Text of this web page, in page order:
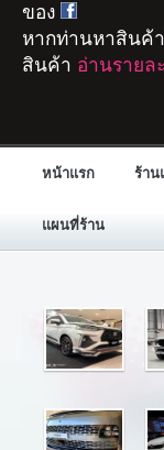
ของ
หากท่านหาสินค้า
สินค้า อ่านรายล
หน้าแรก ร้าน
แผนที่ร้าน